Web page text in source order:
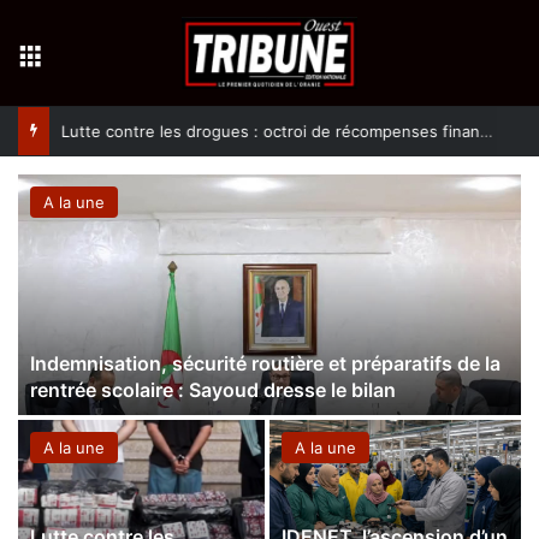
Lutte contre les drogues : octroi de récompenses financières aux dénonciateurs de trafiquants
A la une
Indemnisation, sécurité routière et préparatifs de la
rentrée scolaire : Sayoud dresse le bilan
A la une A la une